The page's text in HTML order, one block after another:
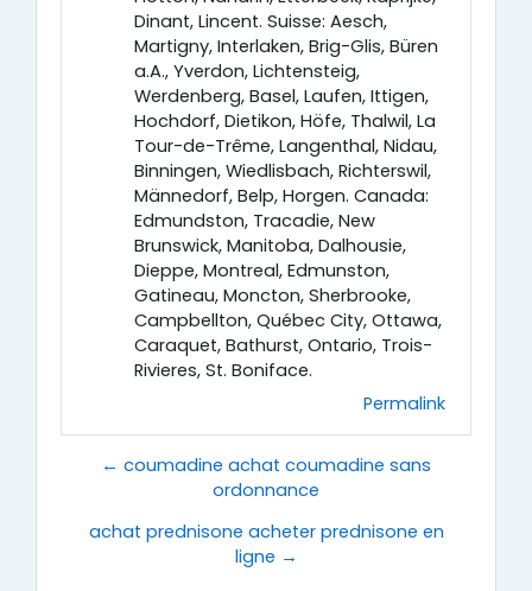
Dinant, Lincent. Suisse: Aesch,
Martigny, Interlaken, Brig-Glis, Büren
a.A., Yverdon, Lichtensteig,
Werdenberg, Basel, Laufen, Ittigen,
Hochdorf, Dietikon, Höfe, Thalwil, La
Tour-de-Trême, Langenthal, Nidau,
Binningen, Wiedlisbach, Richterswil,
Männedorf, Belp, Horgen. Canada:
Edmundston, Tracadie, New
Brunswick, Manitoba, Dalhousie,
Dieppe, Montreal, Edmunston,
Gatineau, Moncton, Sherbrooke,
Campbellton, Québec City, Ottawa,
Caraquet, Bathurst, Ontario, Trois-
Rivieres, St. Boniface.
Permalink
← coumadine achat coumadine sans
ordonnance
achat prednisone acheter prednisone en
ligne →